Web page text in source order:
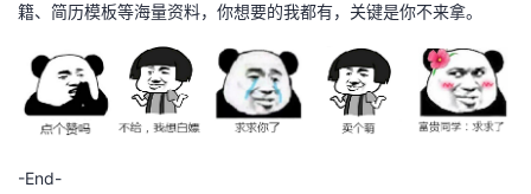
籍、简历模板等海量资料，你想要的我都有，关键是你不来拿。
-End-